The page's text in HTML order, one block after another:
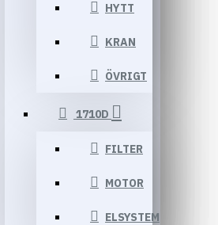
HYTT
KRAN
ÖVRIGT
1710D
FILTER
MOTOR
ELSYSTEM